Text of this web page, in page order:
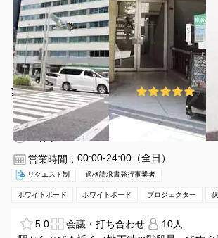
¥3780 〜 ¥4480 /時間 5.0
伏見駅 徒歩2分
愛知県名古屋市中区栄1-5-8
3時間〜
営業時間： 00:00-24:00（全日）
リクエスト制 適格請求書発行事業者
ホワイトボード ホワイトボード プロジェクター
5.0 会議・打ち合わせ
10人